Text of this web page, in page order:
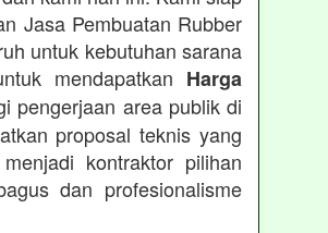
Jasa Pembuatan Rubber
untuk kebutuhan sarana
mendapatkan Harga
pengerjaan area publik di
proposal teknis yang
kontraktor pilihan
dan profesionalisme